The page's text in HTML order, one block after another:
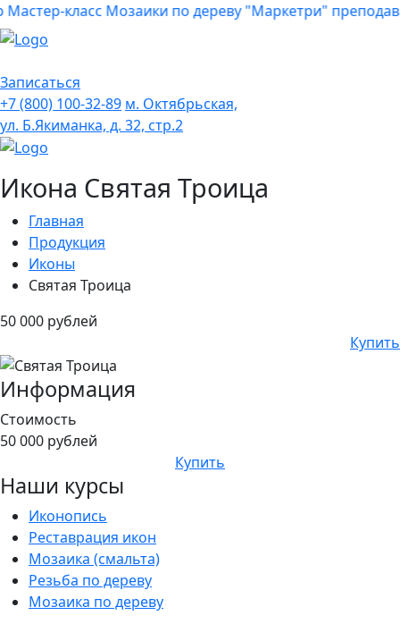
класс Мозаики по дереву "Маркетри"
Записаться
+7 (800) 100-32-89 м. Октябрьская,
ул. Б.Якиманка, д. 32, стр.2
Икона Святая Троица
Главная
Продукция
Иконы
Святая Троица
50 000 рублей
Купить
Информация
Стоимость
50 000 рублей
Купить
Наши курсы
Иконопись
Реставрация икон
Мозаика (смальта)
Резьба по дереву
Мозаика по дереву